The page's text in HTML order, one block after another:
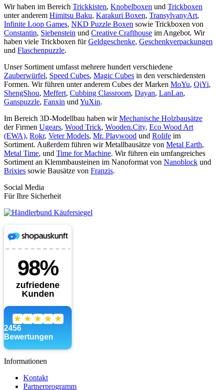
Wir haben im Bereich Trickkisten, Knobelboxen und Trickboxen
unter anderem Himitsu Baku, Karakuri Boxen, TransylvanyArt,
Infinite Loop Games, NKD Puzzle Boxen sowie Trickboxen von
Constantin, Siebenstein und Creative Crafthouse im Angebot. Wir
haben viele Trickboxen fürGeldgeschenke, Geschenkverpackungen
und Flaschenpuzzle.
Unser Sortiment umfasst mehrere hundert verschiedene
Zauberwürfel, Speed Cubes, Magic Cubes in den verschiedensten
Formen. Wir führen unter anderem Cubes der Marken MoYu, QiYi,
ShengShou, Meffert, Cubbing Classroom, Dayan, LanLan,
Ganspuzzle, Fanxin und YuXin.
Im Bereich 3D-Modellbau haben wirMechanische Holzbausätze
der Firmen Ugears, Wood Trick, Wooden.City, Eco Wood Art
(EWA), Rokr, Veter Models, Mr. Playwood und Rolife im
Sortiment. Außerdem führen wir Metallbausätze von Metal Earth,
Metal Time, und Time for Machine. Wir führen ein umfangreiches
Sortiment an Klemmbausteinen im Nanoformat von Nanoblock und
Brixies sowie Bausätze von Franzis.
Social Media
Für Ihre Sicherheit
Informationen
Kontakt
Partnerprogramm